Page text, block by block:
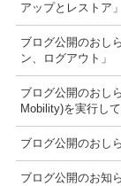
アップとレストア」
ブログ公開のおし
ン、ログアウト」
ブログ公開のおし
Mobility)を実行して
ブログ公開のおし
ブログ公開のお知